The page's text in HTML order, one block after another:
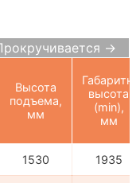
→
Высота
подъема,
мм
Габаритн.
высота
(min),
мм
1530 1935